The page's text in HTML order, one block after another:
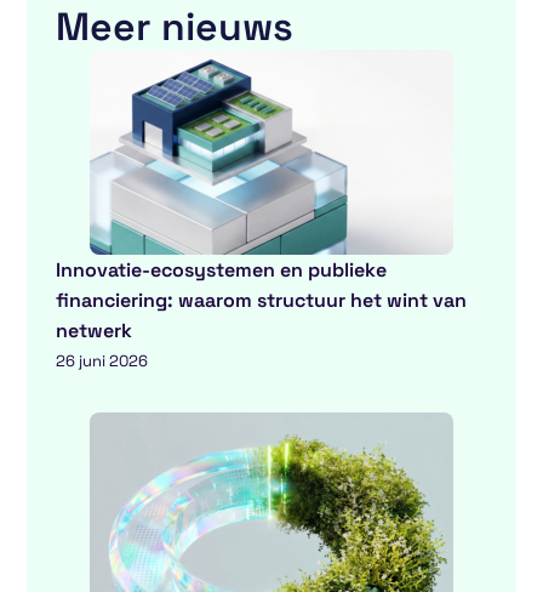
Meer nieuws
Innovatie-ecosystemen en publieke
financiering: waarom structuur het wint van
netwerk
26 juni 2026